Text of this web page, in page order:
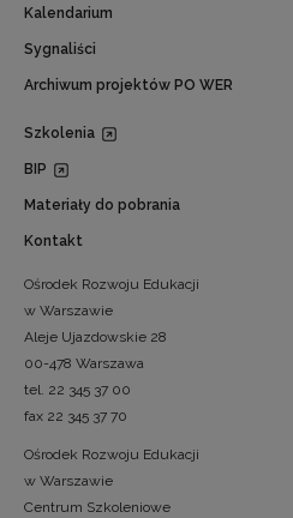
Kalendarium
Sygnaliści
Archiwum projektów PO WER
Szkolenia
BIP
Materiały do pobrania
Kontakt
Ośrodek Rozwoju Edukacji
w Warszawie
Aleje Ujazdowskie 28
00-478 Warszawa
tel. 22 345 37 00
fax 22 345 37 70
Ośrodek Rozwoju Edukacji
w Warszawie
Centrum Szkoleniowe